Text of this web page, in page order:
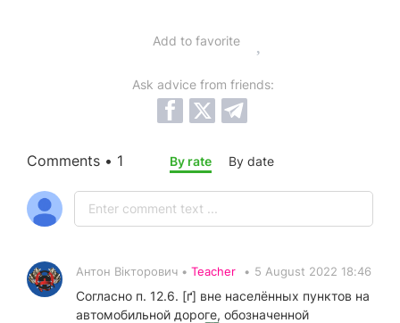
Add to favorite
Ask advice from friends:
Comments • 1 By rate By date
Антон Вікторович • Teacher • 5 August 2022 18:46
Согласно п. 12.6. [ґ] вне населённых пунктов на
автомобильной дороге, обозначенной